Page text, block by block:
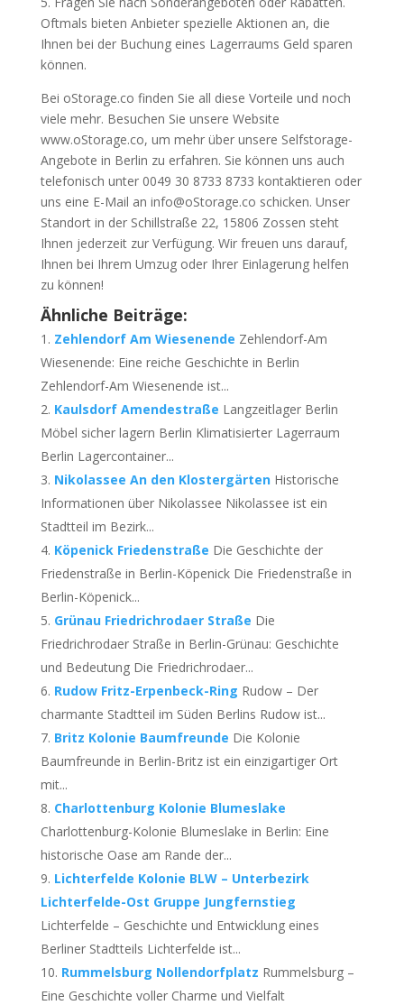
Oftmals bieten Anbieter spezielle Aktionen an, die
Ihnen bei der Buchung eines Lagerraums Geld sparen
können.
Bei oStorage.co finden Sie all diese Vorteile und noch
viele mehr. Besuchen Sie unsere Website
www.oStorage.co, um mehr über unsere Selfstorage-
Angebote in Berlin zu erfahren. Sie können uns auch
telefonisch unter 0049 30 8733 8733 kontaktieren oder
uns eine E-Mail an info@oStorage.co schicken. Unser
Standort in der Schillstraße 22, 15806 Zossen steht
Ihnen jederzeit zur Verfügung. Wir freuen uns darauf,
Ihnen bei Ihrem Umzug oder Ihrer Einlagerung helfen
zu können!
Ähnliche Beiträge:
Zehlendorf Am Wiesenende Zehlendorf-Am
Wiesenende: Eine reiche Geschichte in Berlin
Zehlendorf-Am Wiesenende ist...
Kaulsdorf Amendestraße Langzeitlager Berlin
Möbel sicher lagern Berlin Klimatisierter Lagerraum
Berlin Lagercontainer...
Nikolassee An den Klostergärten Historische
Informationen über Nikolassee Nikolassee ist ein
Stadtteil im Bezirk...
Köpenick Friedenstraße Die Geschichte der
Friedenstraße in Berlin-Köpenick Die Friedenstraße in
Berlin-Köpenick...
Grünau Friedrichrodaer Straße Die
Friedrichrodaer Straße in Berlin-Grünau: Geschichte
und Bedeutung Die Friedrichrodaer...
Rudow Fritz-Erpenbeck-Ring Rudow – Der
charmante Stadtteil im Süden Berlins Rudow ist...
Britz Kolonie Baumfreunde Die Kolonie
Baumfreunde in Berlin-Britz ist ein einzigartiger Ort
mit...
Charlottenburg Kolonie Blumeslake
Charlottenburg-Kolonie Blumeslake in Berlin: Eine
historische Oase am Rande der...
Lichterfelde Kolonie BLW – Unterbezirk
Lichterfelde-Ost Gruppe Jungfernstieg
Lichterfelde – Geschichte und Entwicklung eines
Berliner Stadtteils Lichterfelde ist...
Rummelsburg Nollendorfplatz Rummelsburg –
Eine Geschichte voller Charme und Vielfalt